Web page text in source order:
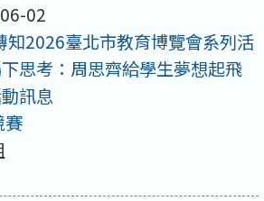
02
知2026臺北市教育博覽會系列活
思考：周思齊給學生夢想起飛
訊息
賽